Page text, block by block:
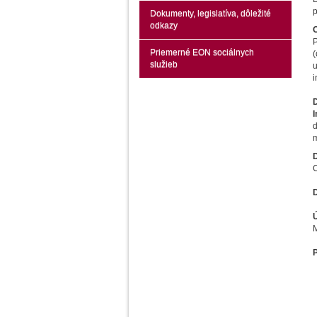
Dokumenty, legislatíva, dôležité
odkazy
Priemerné EON sociálnych
služieb